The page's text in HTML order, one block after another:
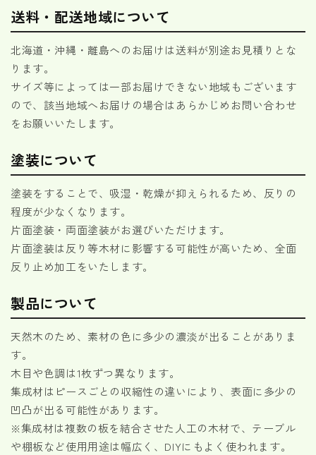
送料・配送地域について
北海道・沖縄・離島へのお届けは送料が別途お見積りとな
ります。
サイズ等によっては一部お届けできない地域もございます
ので、該当地域へお届けの場合はあらかじめお問い合わせ
をお願いいたします。
塗装について
塗装をすることで、吸湿・乾燥が抑えられるため、反りの
程度が少なくなります。
片面塗装・両面塗装がお選びいただけます。
片面塗装は反り等木材に影響する可能性が高いため、全面
反り止め加工をいたします。
製品について
天然木のため、素材の色に多少の濃淡が出ることがありま
す。
木目や色調は1枚ずつ異なります。
集成材はピースごとの収縮性の違いにより、表面に多少の
凹凸が出る可能性があります。
※集成材は複数の板を結合させた人工の木材で、テーブル
や棚板など使用用途は幅広く、DIYにもよく使われます。